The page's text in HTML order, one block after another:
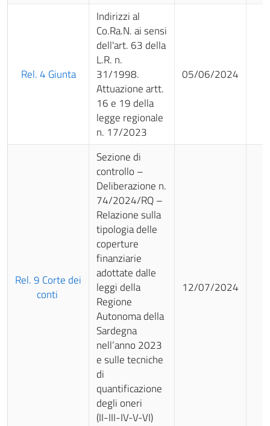
Rel. 4 Giunta
Indirizzi al
Co.Ra.N. ai sensi
dell'art. 63 della
L.R. n.
31/1998.
Attuazione artt.
16 e 19 della
legge regionale
n. 17/2023
05/06/2024
Rel. 9 Corte dei
conti
Sezione di
controllo –
Deliberazione n.
74/2024/RQ –
Relazione sulla
tipologia delle
coperture
finanziarie
adottate dalle
leggi della
Regione
Autonoma della
Sardegna
nell’anno 2023
e sulle tecniche
di
quantificazione
degli oneri
(II-III-IV-V-VI)
12/07/2024